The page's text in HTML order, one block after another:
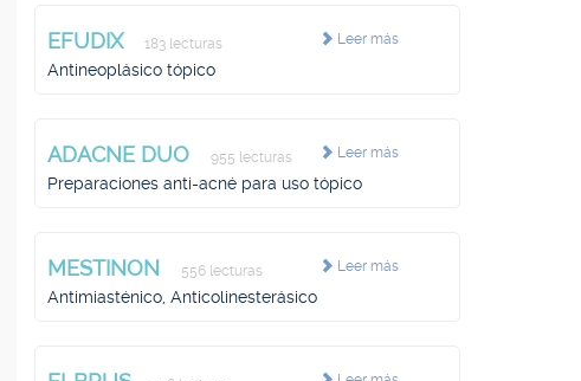
Leer más
EFUDIX 183 lecturas
Antineoplásico tópico
Leer más
ADACNE DUO 955 lecturas
Preparaciones anti-acné para uso tópico
Leer más
MESTINON 556 lecturas
Antimiasténico, Anticolinesterásico